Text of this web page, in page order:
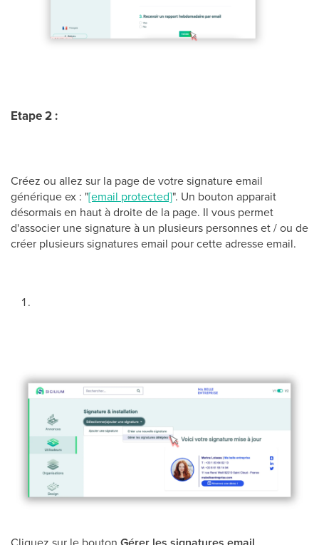
Etape 2 :
Créez ou allez sur la page de votre signature email
générique ex : "[email protected]". Un bouton apparait
désormais en haut à droite de la page. Il vous permet
d'associer une signature à un plusieurs personnes et / ou de
créer plusieurs signatures email pour cette adresse email.